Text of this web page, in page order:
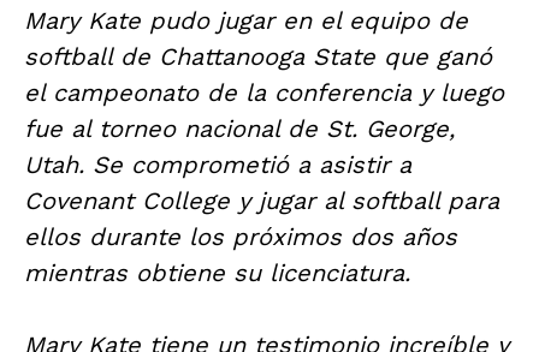
Mary Kate pudo jugar en el equipo de
softball de Chattanooga State que ganó
el campeonato de la conferencia y luego
fue al torneo nacional de St. George,
Utah. Se comprometió a asistir a
Covenant College y jugar al softball para
ellos durante los próximos dos años
mientras obtiene su licenciatura.
Mary Kate tiene un testimonio increíble y